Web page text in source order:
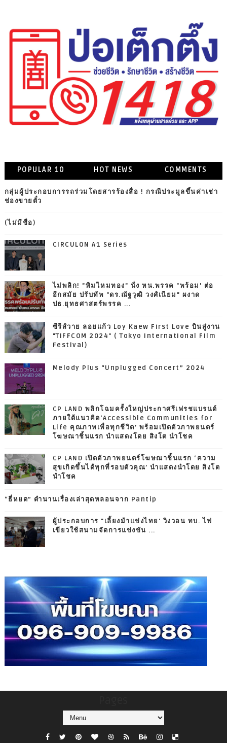
POPULAR 10 HOT NEWS COMMENTS
กลุ่มผู้ประกอบการรถร่วมโดยสารร้องสื่อ ! กรณีประมูลขึ้นค่าเช่า
ช่องขายตั๋ว
(ไม่มีชื่อ)
CIRCULON A1 Series
ไม่พลิก! "พิมไหมทอง" นั่ง หน.พรรค "พร้อม' ต่อ
อีกสมัย ปรับทัพ "ดร.ณัฐวุฒิ วงศ์เนียม" ผงาด
ปธ.ยุทธศาสตร์พรรค ...
ซีรีส์วาย ลอยแก้ว Loy Kaew First Love บินสู่งาน
"TIFFCOM 2024" ( Tokyo International Film
Festival)
Melody Plus “Unplugged Concert” 2024
CP LAND พลิกโฉมครั้งใหญ่ประกาศรีเฟรชแบรนด์
ภายใต้แนวคิด‘Accessible Communities for
Life คุณภาพเพื่อทุกชีวิต’ พร้อมเปิดตัวภาพยนตร์
โฆษณาชิ้นแรก นำแสดงโดย สิงโต นำโชค
CP LAND เปิดตัวภาพยนตร์โฆษณาชิ้นแรก ‘ความ
สุขเกิดขึ้นได้ทุกที่รอบตัวคุณ’ นำแสดงนำโดย สิงโต
นำโชค
“ธี่หยด” ตำนานเรื่องเล่าสุดหลอนจาก Pantip
ผู้ประกอบการ "เลี้ยงม้าแข่งไทย' วิงวอน ทบ. ไฟ
เขียวใช้สนามจัดการแข่งขัน ...